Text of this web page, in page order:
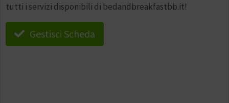
tutti i servizi disponibili di bedandbreakfastbb.it!
Gestisci Scheda